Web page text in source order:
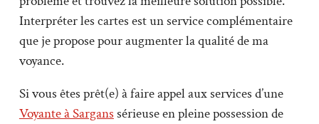
Interpréter les cartes est un service complémentaire
que je propose pour augmenter la qualité de ma
voyance.
Si vous êtes prêt(e) à faire appel aux services d’une
Voyante à Sarganssérieuse en pleine possession de